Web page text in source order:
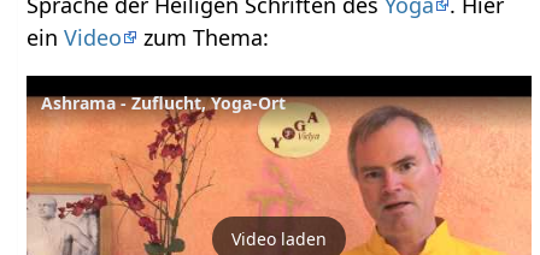
einVideo zum Thema:
Ashrama - Zuflucht, Yoga-Ort
Video laden